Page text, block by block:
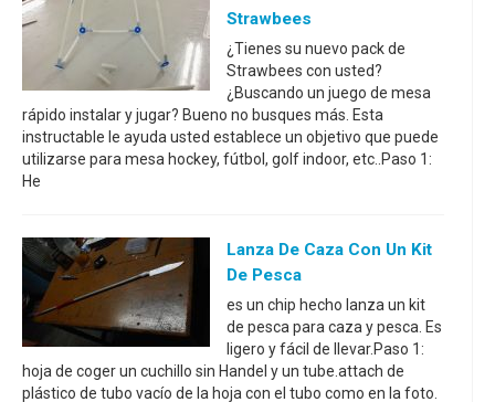
Strawbees
¿Tienes su nuevo pack de
Strawbees con usted?
¿Buscando un juego de mesa
rápido instalar y jugar? Bueno no busques más. Esta
instructable le ayuda usted establece un objetivo que puede
utilizarse para mesa hockey, fútbol, golf indoor, etc..Paso 1:
He
Lanza De Caza Con Un Kit
De Pesca
es un chip hecho lanza un kit
de pesca para caza y pesca. Es
ligero y fácil de llevar.Paso 1:
hoja de coger un cuchillo sin Handel y un tube.attach de
plástico de tubo vacío de la hoja con el tubo como en la foto.